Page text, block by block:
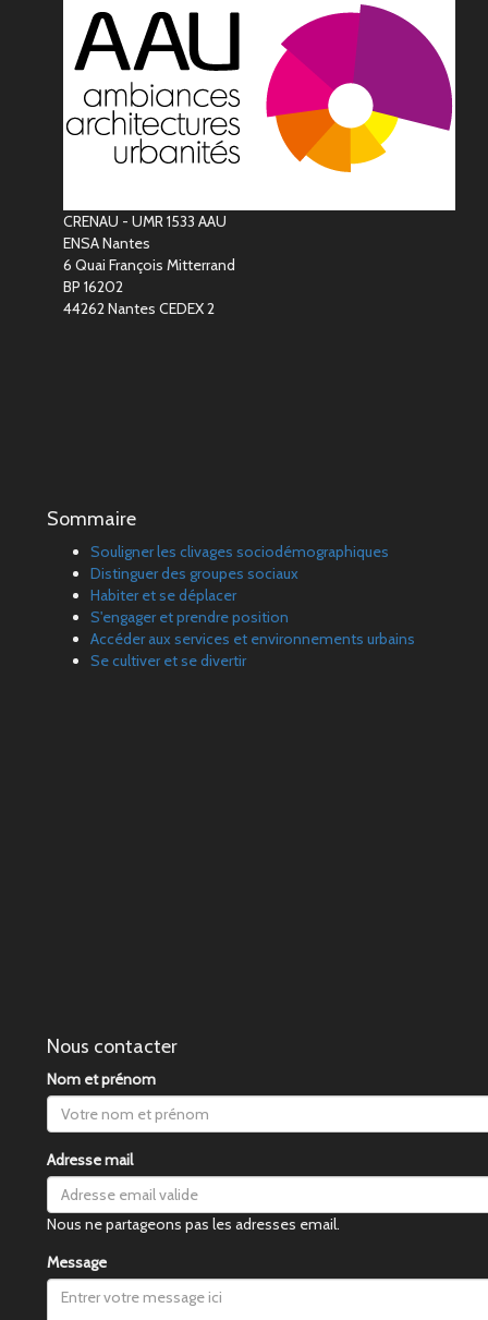
CRENAU - UMR 1533 AAU
ENSA Nantes
6 Quai François Mitterrand
BP 16202
44262 Nantes CEDEX 2
Sommaire
Souligner les clivages sociodémographiques
Distinguer des groupes sociaux
Habiter et se déplacer
S'engager et prendre position
Accéder aux services et environnements urbains
Se cultiver et se divertir
Nous contacter
Nom et prénom
Adresse mail
Nous ne partageons pas les adresses email.
Message